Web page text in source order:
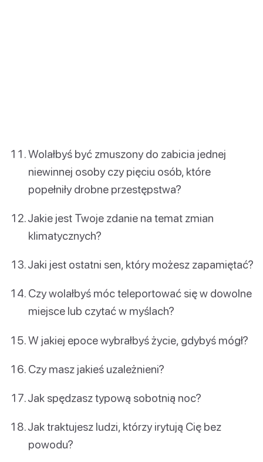
Wolałbyś być zmuszony do zabicia jednej
niewinnej osoby czy pięciu osób, które
popełniły drobne przestępstwa?
Jakie jest Twoje zdanie na temat zmian
klimatycznych?
Jaki jest ostatni sen, który możesz zapamiętać?
Czy wolałbyś móc teleportować się w dowolne
miejsce lub czytać w myślach?
W jakiej epoce wybrałbyś życie, gdybyś mógł?
Czy masz jakieś uzależnieni?
Jak spędzasz typową sobotnią noc?
Jak traktujesz ludzi, którzy irytują Cię bez
powodu?